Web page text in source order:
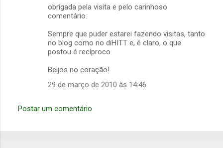
obrigada pela visita e pelo carinhoso
comentário.
Sempre que puder estarei fazendo visitas, tanto
no blog como no diHITT e, é claro, o que
postou é recíproco.
Beijos no coração!
29 de março de 2010 às 14:46
Postar um comentário